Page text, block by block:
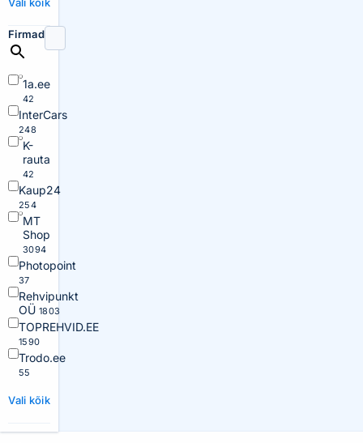
Firmad
1a.ee
42
InterCars
248
K-
rauta
42
Kaup24
254
MT
Shop
3094
Photopoint
37
Rehvipunkt
OÜ 1803
TOPREHVID.EE
1590
Trodo.ee
55
Vali kõik